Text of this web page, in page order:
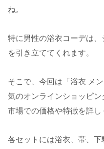
ね。
特に男性の浴衣コーデは
を引き立ててくれます。
そこで、今回は「浴衣 メ
気のオンラインショッピ
市場での価格や特徴を詳し
各セットには浴衣、帯、